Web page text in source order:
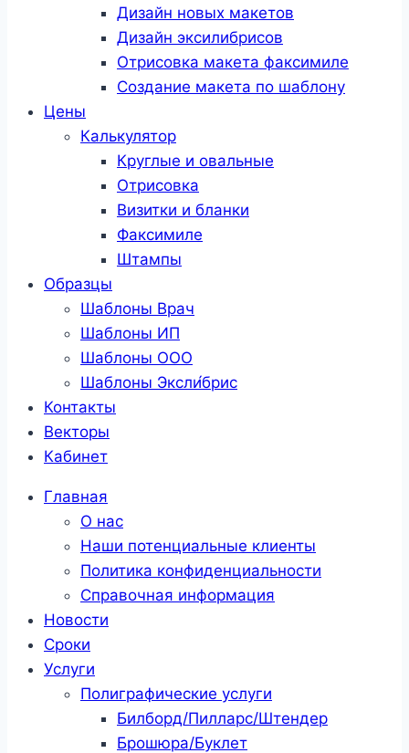
Дизайн новых макетов
Дизайн эксилибрисов
Отрисовка макета факсимиле
Создание макета по шаблону
Цены
Калькулятор
Круглые и овальные
Отрисовка
Визитки и бланки
Факсимиле
Штампы
Образцы
Шаблоны Врач
Шаблоны ИП
Шаблоны ООО
Шаблоны Эксли́брис
Контакты
Векторы
Кабинет
Главная
О нас
Наши потенциальные клиенты
Политика конфиденциальности
Справочная информация
Новости
Сроки
Услуги
Полиграфические услуги
Билборд/Пилларс/Штендер
Брошюра/Буклет